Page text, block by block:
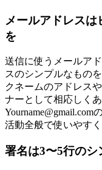
メールアドレス
を
送信に使うメールア
スのシンプルなもの
クネームのアドレス
ナーとして相応しく
活動全般で使いやすく
署名は3〜5行のシ